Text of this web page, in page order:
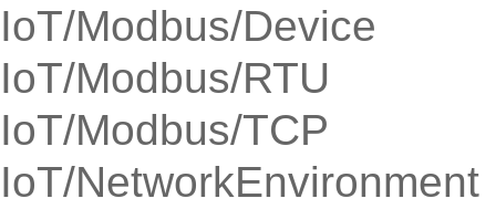
IoT/Modbus/Device
IoT/Modbus/RTU
IoT/Modbus/TCP
IoT/NetworkEnvironment